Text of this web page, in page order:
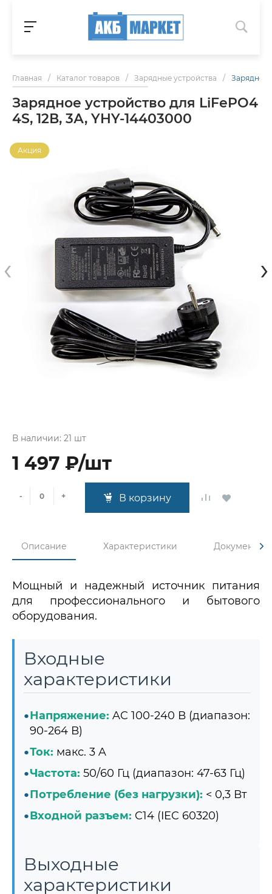
Главная / Каталог товаров / Зарядные устройства / Зарядное
Зарядное устройство для LiFePO4
4S, 12В, 3А, YHY-14403000
Акция
‹ ›
В наличии: 21 шт
1 497 ₽/шт
- + В корзину
Описание Характеристики Документы
Мощный и надежный источник питания
для профессионального и бытового
оборудования.
Входные
характеристики
Напряжение: AC 100-240 В (диапазон:
90-264 В)
Ток: макс. 3 A
Частота: 50/60 Гц (диапазон: 47-63 Гц)
Потребление (без нагрузки): < 0,3 Вт
Входной разъем: C14 (IEC 60320)
Выходные
характеристики